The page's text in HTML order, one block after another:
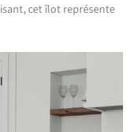
cet îlot représente